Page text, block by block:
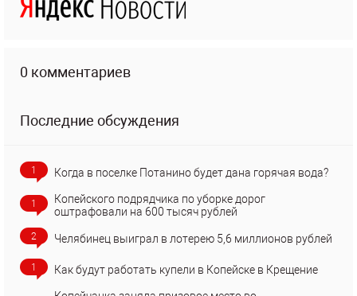
0 комментариев
Последние обсуждения
1 Когда в поселке Потанино будет дана горячая вода?
1
Копейского подрядчика по уборке дорог
оштрафовали на 600 тысяч рублей
2 Челябинец выиграл в лотерею 5,6 миллионов рублей
1 Как будут работать купели в Копейске в Крещение